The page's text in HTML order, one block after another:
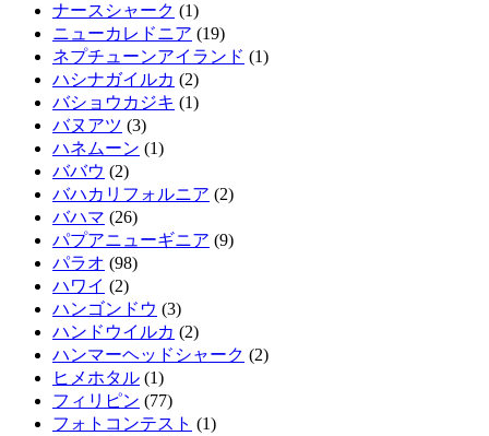
ナースシャーク (1)
ニューカレドニア (19)
ネプチューンアイランド (1)
ハシナガイルカ (2)
バショウカジキ (1)
バヌアツ (3)
ハネムーン (1)
ババウ (2)
バハカリフォルニア (2)
バハマ (26)
パプアニューギニア (9)
パラオ (98)
ハワイ (2)
ハンゴンドウ (3)
ハンドウイルカ (2)
ハンマーヘッドシャーク (2)
ヒメホタル (1)
フィリピン (77)
フォトコンテスト (1)